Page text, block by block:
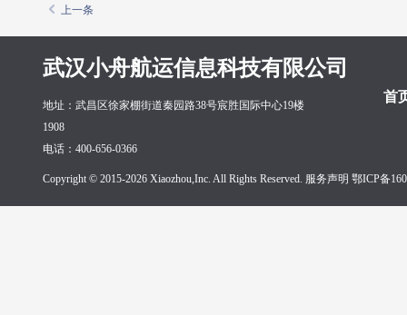
上一条
武汉小舟航运信息科技有限公司
首
地址：武昌区徐家棚街道秦园路38号宸胜国际中心19楼
1908
电话：400-656-0366
Copyright © 2015-2026 Xiaozhou,Inc. All Rights Reserved. 服务声明 鄂ICP备